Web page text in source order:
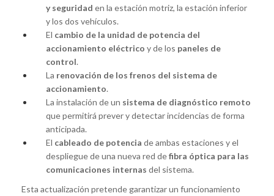
y seguridad en la estación motriz, la estación inferior
y los dos vehículos.
El cambio de la unidad de potencia del
accionamiento eléctrico y de los paneles de
control.
La renovación de los frenos del sistema de
accionamiento.
La instalación de un sistema de diagnóstico remoto
que permitirá prever y detectar incidencias de forma
anticipada.
El cableado de potencia de ambas estaciones y el
despliegue de una nueva red defibra óptica para las
comunicaciones internas del sistema.
Esta actualización pretende garantizar un funcionamiento